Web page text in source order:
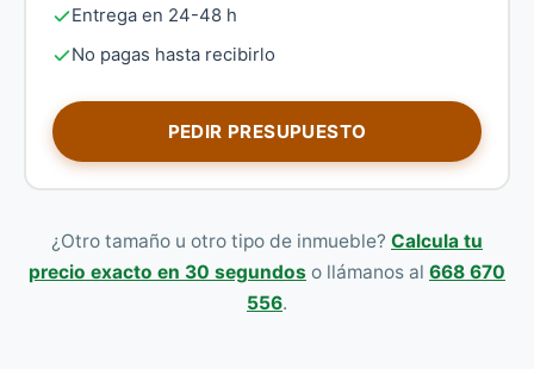
Entrega en 24-48 h
No pagas hasta recibirlo
PEDIR PRESUPUESTO
¿Otro tamaño u otro tipo de inmueble? Calcula tu
precio exacto en 30 segundos o llámanos al 668 670
556.